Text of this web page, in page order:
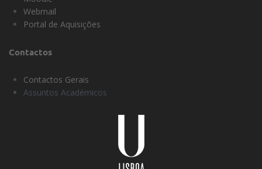
Webmail
Portal de Aquisições
Contactos
Contactos Gerais
Assuntos Académicos